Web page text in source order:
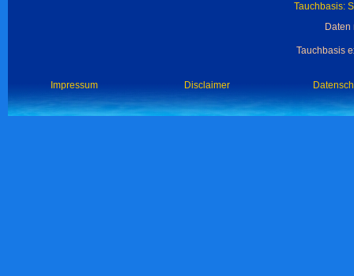
Tauchbasis:
Tauchbasis
Impressum Disclaimer